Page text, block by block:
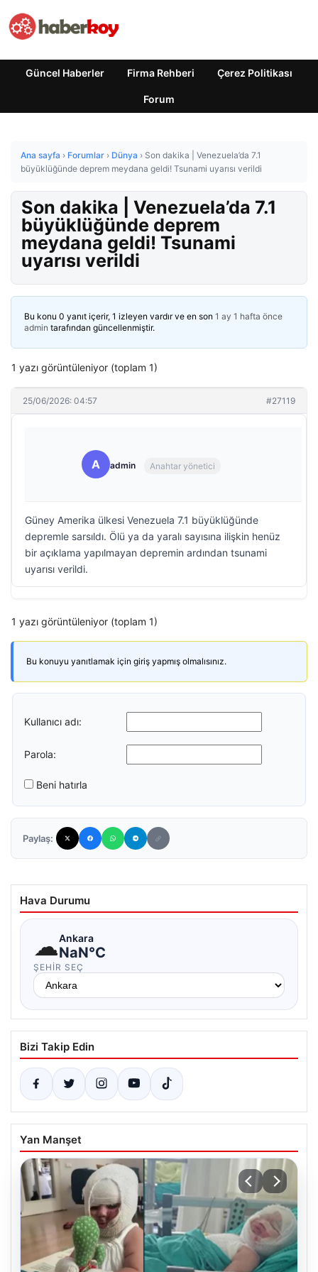
Güncel Haberler Firma Rehberi Çerez Politikası
Forum
Ana sayfa › Forumlar › Dünya › Son dakika | Venezuela’da 7.1
büyüklüğünde deprem meydana geldi! Tsunami uyarısı verildi
Son dakika | Venezuela’da 7.1
büyüklüğünde deprem
meydana geldi! Tsunami
uyarısı verildi
Bu konu 0 yanıt içerir, 1 izleyen vardır ve en son 1 ay 1 hafta önce
admin tarafından güncellenmiştir.
1 yazı görüntüleniyor (toplam 1)
25/06/2026: 04:57 #27119
A admin Anahtar yönetici
Güney Amerika ülkesi Venezuela 7.1 büyüklüğünde
depremle sarsıldı. Ölü ya da yaralı sayısına ilişkin henüz
bir açıklama yapılmayan depremin ardından tsunami
uyarısı verildi.
1 yazı görüntüleniyor (toplam 1)
Bu konuyu yanıtlamak için giriş yapmış olmalısınız.
Kullanıcı adı:
Parola:
Beni hatırla
Paylaş:
Hava Durumu
☁Ankara
NaN°C
ŞEHIR SEÇ
Bizi Takip Edin
Yan Manşet